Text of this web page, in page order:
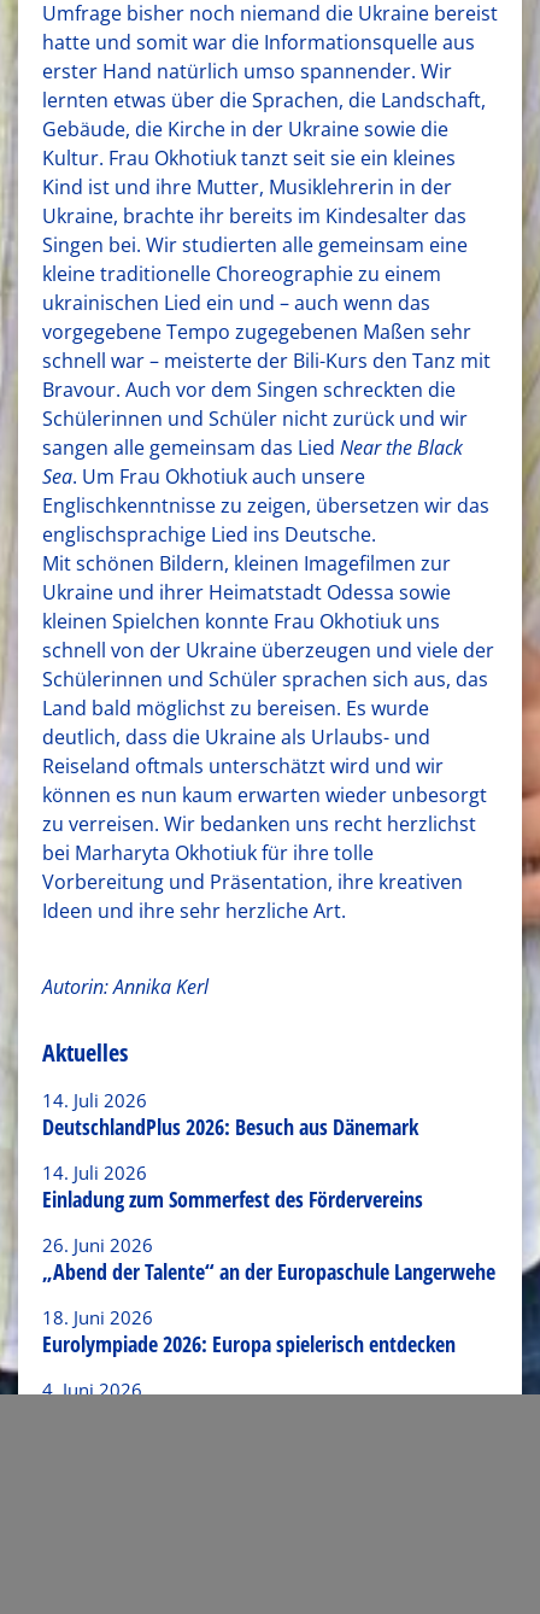
Umfrage bisher noch niemand die Ukraine bereist
hatte und somit war die Informationsquelle aus
erster Hand natürlich umso spannender. Wir
lernten etwas über die Sprachen, die Landschaft,
Gebäude, die Kirche in der Ukraine sowie die
Kultur. Frau Okhotiuk tanzt seit sie ein kleines
Kind ist und ihre Mutter, Musiklehrerin in der
Ukraine, brachte ihr bereits im Kindesalter das
Singen bei. Wir studierten alle gemeinsam eine
kleine traditionelle Choreographie zu einem
ukrainischen Lied ein und – auch wenn das
vorgegebene Tempo zugegebenen Maßen sehr
schnell war – meisterte der Bili-Kurs den Tanz mit
Bravour. Auch vor dem Singen schreckten die
Schülerinnen und Schüler nicht zurück und wir
sangen alle gemeinsam das Lied Near the Black
Sea. Um Frau Okhotiuk auch unsere
Englischkenntnisse zu zeigen, übersetzen wir das
englischsprachige Lied ins Deutsche.
Mit schönen Bildern, kleinen Imagefilmen zur
Ukraine und ihrer Heimatstadt Odessa sowie
kleinen Spielchen konnte Frau Okhotiuk uns
schnell von der Ukraine überzeugen und viele der
Schülerinnen und Schüler sprachen sich aus, das
Land bald möglichst zu bereisen. Es wurde
deutlich, dass die Ukraine als Urlaubs- und
Reiseland oftmals unterschätzt wird und wir
können es nun kaum erwarten wieder unbesorgt
zu verreisen. Wir bedanken uns recht herzlichst
bei Marharyta Okhotiuk für ihre tolle
Vorbereitung und Präsentation, ihre kreativen
Ideen und ihre sehr herzliche Art.
Autorin: Annika Kerl
Aktuelles
14. Juli 2026
DeutschlandPlus 2026: Besuch aus Dänemark
14. Juli 2026
Einladung zum Sommerfest des Fördervereins
26. Juni 2026
„Abend der Talente“ an der Europaschule Langerwehe
18. Juni 2026
Eurolympiade 2026: Europa spielerisch entdecken
4. Juni 2026